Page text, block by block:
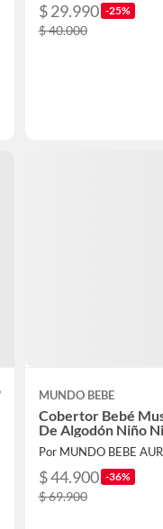
$ 29.990 -25%
$ 40.000
MUNDO BEBE
Cobertor Bebé
De Algodón Niño
Por MUNDO BEBE
$ 44.900 -36%
$ 69.900